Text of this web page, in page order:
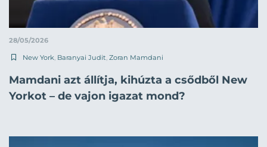
28/05/2026
New York Baranyai Judit Zoran Mamdani
Mamdani azt állítja, kihúzta a csődből New
Yorkot – de vajon igazat mond?